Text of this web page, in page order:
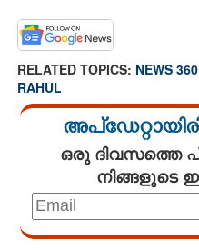
RELATED TOPICS: NEWS 360
RAHUL
ഒരു ദിവസത്തെ